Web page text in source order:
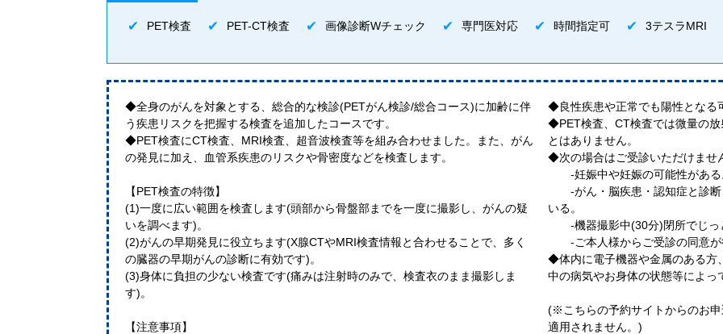
PET検査 PET-CT検査 画像診断Wチェック 専門医対応 時間指定可 3テスラMRI
◆全身のがんを対象とする、総合的な検診(PETがん検診/総合コース)に加齢に伴
う疾患リスクを把握する検査を追加したコースです。
◆PET検査にCT検査、MRI検査、超音波検査等を組み合わせました。また、がん
の発見に加え、血管系疾患のリスクや骨密度などを検査します。
【PET検査の特徴】
(1)一度に広い範囲を検査します(頭部から骨盤部までを一度に撮影し、がんの疑
いを調べます)。
(2)がんの早期発見に役立ちます(X腺CTやMRI検査情報と合わせることで、多く
の臓器の早期がんの診断に有効です)。
(3)身体に負担の少ない検査です(痛みは注射時のみで、検査衣のまま撮影しま
す)。
【注意事項】
◆良性疾患や正常でも陽性となる
◆PET検査、CT検査では微量の
とはありません。
◆次の場合はご受診いただけませ
-妊娠中や妊娠の可能性があ
-がん・脳疾患・認知症と診断
いる。
-機器撮影中(30分)閉所でじっ
-ご本人様からご受診の同意が
◆体内に電子機器や金属のある方
中の病気やお身体の状態等によ
(※こちらの予約サイトからのお
適用されません。)